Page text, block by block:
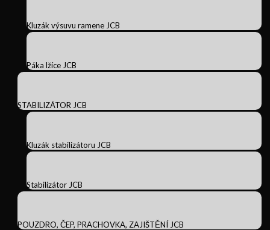
Kluzák výsuvu ramene JCB
Páka lžíce JCB
STABILIZÁTOR JCB
Kluzák stabilizátoru JCB
Stabilizátor JCB
POUZDRO, ČEP, PRACHOVKA, ZAJIŠTĚNÍ JCB